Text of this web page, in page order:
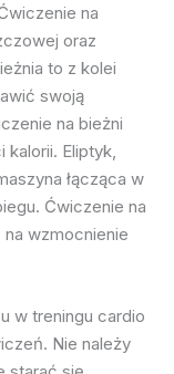
na
oraz
to z kolei
swoją
na bieżni
Eliptyk,
łącząca w
Ćwiczenie na
na wzmocnienie
w treningu cardio
Nie należy